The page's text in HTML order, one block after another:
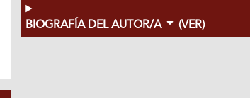
BIOGRAFÍA DEL AUTOR/A (VER)